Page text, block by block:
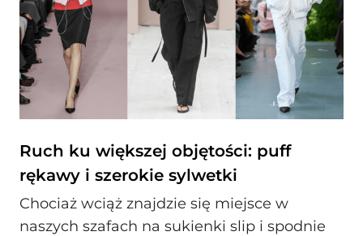
Ruch ku większej objętości: puff
rękawy i szerokie sylwetki
Chociaż wciąż znajdzie się miejsce w
naszych szafach na sukienki slip i spodnie